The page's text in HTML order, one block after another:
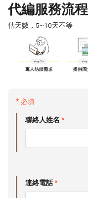
代編服務流程
估天數，5~10天不等
* 必填
聯絡人姓名 *
連絡電話*